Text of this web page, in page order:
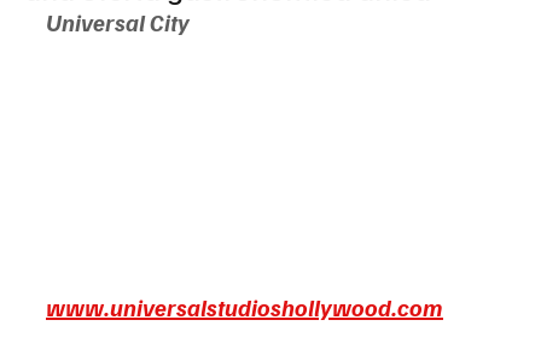
Universal City
www.universalstudioshollywood.com